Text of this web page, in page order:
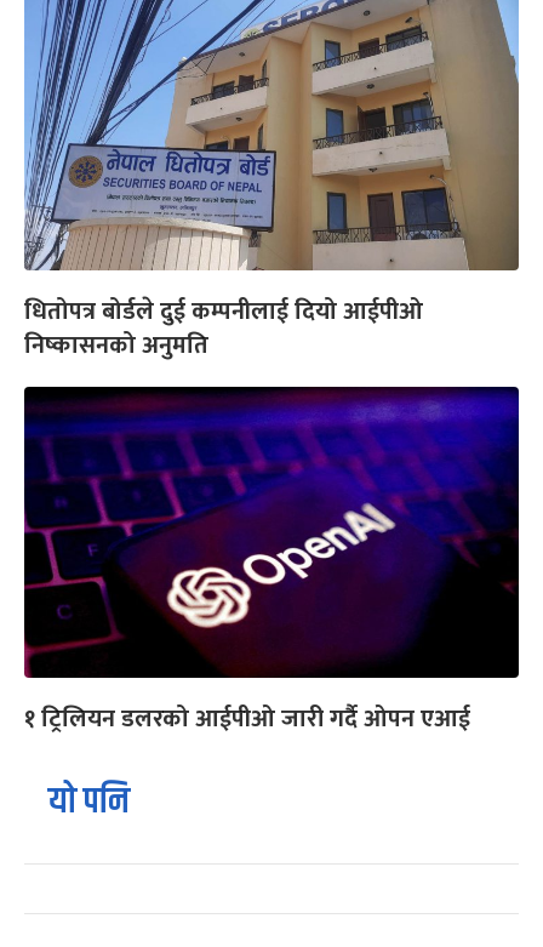
धितोपत्र बोर्डले दुई कम्पनीलाई दियो आईपीओ
निष्कासनको अनुमति
१ ट्रिलियन डलरको आईपीओ जारी गर्दै ओपन एआई
यो पनि